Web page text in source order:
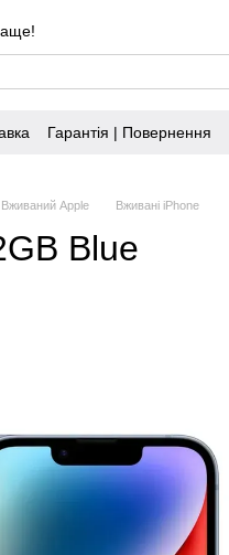
Гарантія | Повернення
Apple Вживані iPhone
Blue